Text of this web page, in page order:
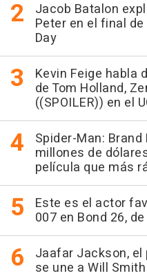
Jacob Batalon
Peter en el final
Day
Kevin Feige habla
de Tom Holland,
((SPOILER)) en el
Spider-Man:
millones de
película que más
Este es el actor
007 en Bond 26,
Jaafar Jackson,
se une a Will